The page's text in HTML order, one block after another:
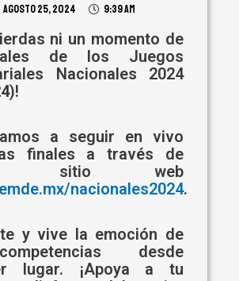
agosto 25, 2024 9:39 am
ni un momento de
de los Juegos
Nacionales 2024
)!
a seguir en vivo
finales a través de
sitio web
nacionales2024.
y vive la emoción de
desde
lugar. ¡Apoya a tu